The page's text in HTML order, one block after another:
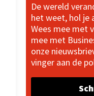
De wereld
het weet, hol je
Wees mee met
mee met
onze
vinger aan de